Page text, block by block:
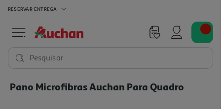
RESERVAR ENTREGA
Pesquisar
Pano Microfibras Auchan Para Quadro